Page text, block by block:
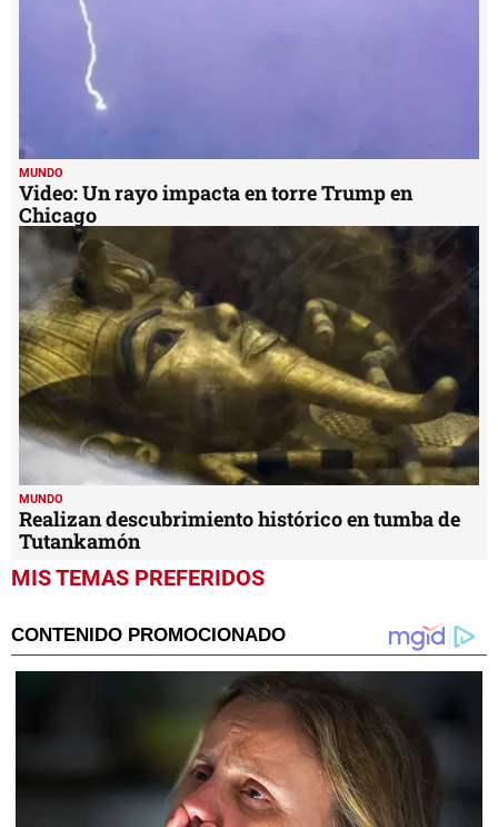
MUNDO
Video: Un rayo impacta en torre Trump en
Chicago
MUNDO
Realizan descubrimiento histórico en tumba de
Tutankamón
MIS TEMAS PREFERIDOS